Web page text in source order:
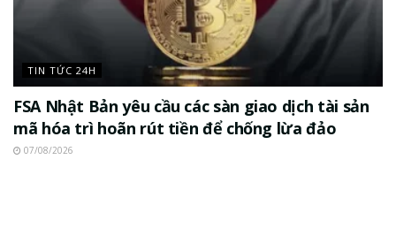
TIN TỨC 24H
FSA Nhật Bản yêu cầu các sàn giao dịch tài sản
mã hóa trì hoãn rút tiền để chống lừa đảo
07/08/2026